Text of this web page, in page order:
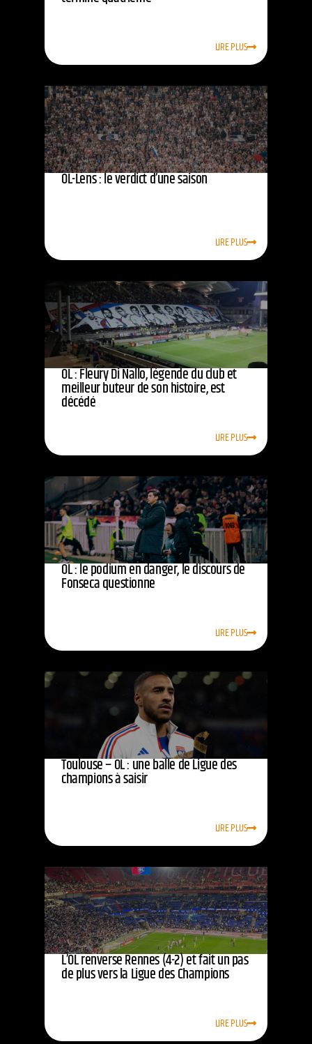
LIRE PLUS
OL-Lens : le verdict d’une saison
LIRE PLUS
OL : Fleury Di Nallo, légende du club et
meilleur buteur de son histoire, est
décédé
LIRE PLUS
OL : le podium en danger, le discours de
Fonseca questionne
LIRE PLUS
Toulouse – OL : une balle de Ligue des
champions à saisir
LIRE PLUS
L’OL renverse Rennes (4-2) et fait un pas
de plus vers la Ligue des Champions
LIRE PLUS